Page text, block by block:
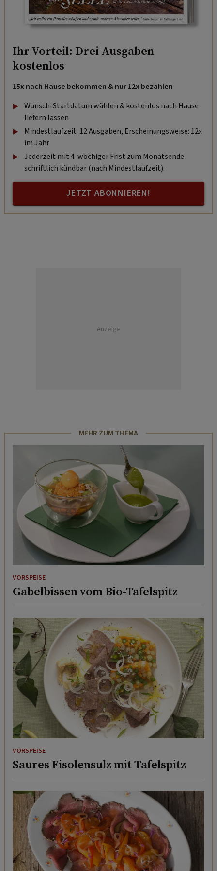
Ihr Vorteil: Drei Ausgaben
kostenlos
15x nach Hause bekommen & nur 12x bezahlen
Wunsch-Startdatum wählen & kostenlos nach Hause
liefern lassen
Mindestlaufzeit: 12 Ausgaben, Erscheinungsweise: 12x
im Jahr
Jederzeit mit 4-wöchiger Frist zum Monatsende
schriftlich kündbar (nach Mindestlaufzeit).
JETZT ABONNIEREN!
Anzeige
MEHR ZUM THEMA
VORSPEISE
Gabelbissen vom Bio-Tafelspitz
VORSPEISE
Saures Fisolensulz mit Tafelspitz